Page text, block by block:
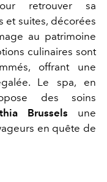
retrouver sa
et suites, décorées
au patrimoine
culinaires sont
offrant une
Le spa, en
des soins
Brussels une
en quête de